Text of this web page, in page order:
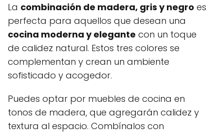
La combinación de madera, gris y negro es
perfecta para aquellos que desean una
cocina moderna y elegante con un toque
de calidez natural. Estos tres colores se
complementan y crean un ambiente
sofisticado y acogedor.
Puedes optar por muebles de cocina en
tonos de madera, que agregarán calidez y
textura al espacio. Combínalos con